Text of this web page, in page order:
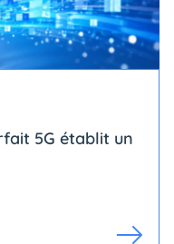
5G établit un